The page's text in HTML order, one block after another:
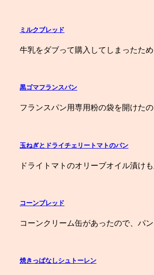
ミルクブレッド
牛乳をダブって購入してしまったた
黒ゴマフランスパン
フランスパン用専用粉の袋を開けた
玉ねぎとドライチェリートマトのパン
ドライトマトのオリーブオイル漬け
コーンブレッド
コーンクリーム缶があったので、パ
焼きっぱなしシュトーレン